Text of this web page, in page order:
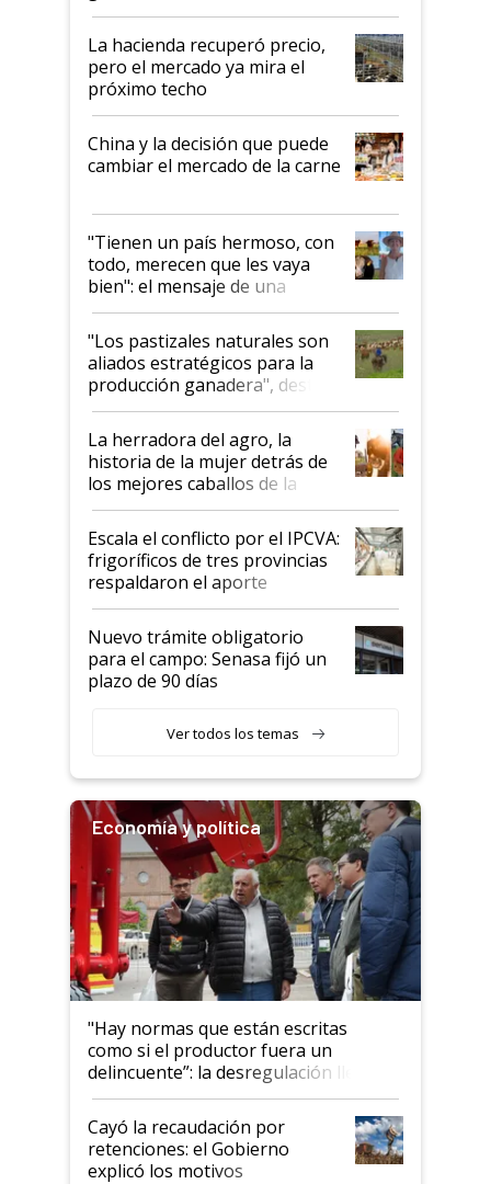
histórico para la actividad
La hacienda recuperó precio,
pero el mercado ya mira el
próximo techo
China y la decisión que puede
cambiar el mercado de la carne
"Tienen un país hermoso, con
todo, merecen que les vaya
bien": el mensaje de una
ganadera uruguaya sobre las
oportunidades que se abren
para el agro en Argentina, con
foco en la carne
"Los pastizales naturales son
aliados estratégicos para la
producción ganadera", destaca
la iniciativa que ya reúne a 46
establecimientos en Argentina
La herradora del agro, la
historia de la mujer detrás de
los mejores caballos de la
Argentina y los mitos que
todavía hacen sufrir a estos
animales: "Mientras me
descalificaban, yo seguí
haciendo currículum"
Escala el conflicto por el IPCVA:
frigoríficos de tres provincias
respaldaron el aporte
obligatorio
Nuevo trámite obligatorio
para el campo: Senasa fijó un
plazo de 90 días
Ver todos los temas
Economía y política
"Hay normas que están escritas
como si el productor fuera un
delincuente”: la desregulación llegó
al Congreso Aapresid y hasta se
habló del financiamiento al IPCVA
Cayó la recaudación por
retenciones: el Gobierno
explicó los motivos